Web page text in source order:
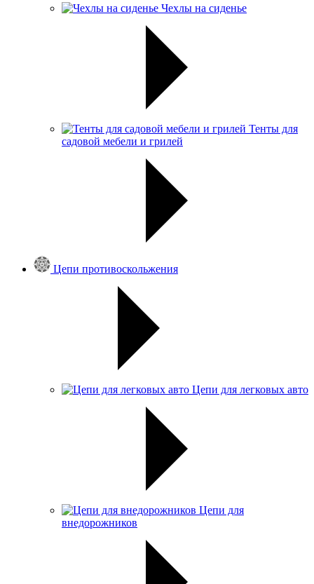
Чехлы на сиденье
Тенты для
садовой мебели и грилей
Цепи противоскольжения
Цепи для легковых авто
Цепи для
внедорожников